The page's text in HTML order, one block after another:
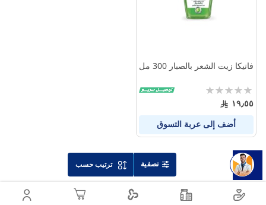
ترتيب حسب
فاتيكا زيت الشعر بالصبار 300 مل
Rating:
0%
١٩٫٥٥
أضف إلى عربة التسوق
تصفية